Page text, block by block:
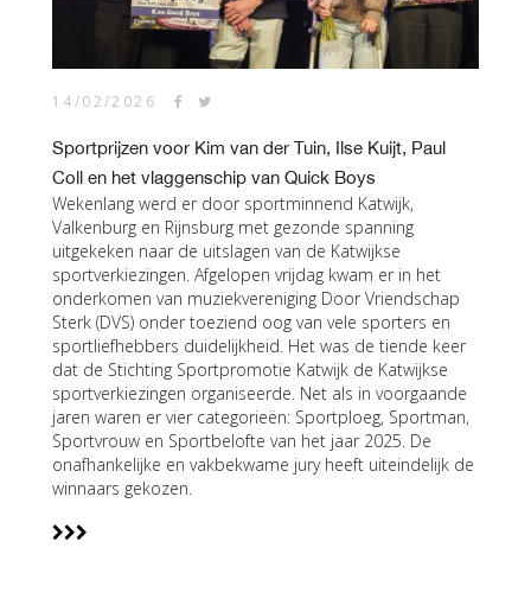
14/02/2026
Sportprijzen voor Kim van der Tuin, Ilse Kuijt, Paul
Coll en het vlaggenschip van Quick Boys
Wekenlang werd er door sportminnend Katwijk,
Valkenburg en Rijnsburg met gezonde spanning
uitgekeken naar de uitslagen van de Katwijkse
sportverkiezingen. Afgelopen vrijdag kwam er in het
onderkomen van muziekvereniging Door Vriendschap
Sterk (DVS) onder toeziend oog van vele sporters en
sportliefhebbers duidelijkheid. Het was de tiende keer
dat de Stichting Sportpromotie Katwijk de Katwijkse
sportverkiezingen organiseerde. Net als in voorgaande
jaren waren er vier categorieën: Sportploeg, Sportman,
Sportvrouw en Sportbelofte van het jaar 2025. De
onafhankelijke en vakbekwame jury heeft uiteindelijk de
winnaars gekozen.